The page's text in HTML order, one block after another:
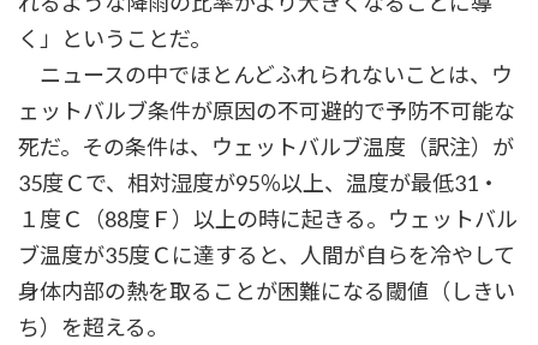
く」ということだ。
ニュースの中でほとんどふれられないことは、ウ
ェットバルブ条件が原因の不可避的で予防不可能な
死だ。その条件は、ウェットバルブ温度（訳注）が
35度Ｃで、相対湿度が95％以上、温度が最低31・
１度Ｃ（88度Ｆ）以上の時に起きる。ウェットバル
ブ温度が35度Ｃに達すると、人間が自らを冷やして
身体内部の熱を取ることが困難になる閾値（しきい
ち）を超える。